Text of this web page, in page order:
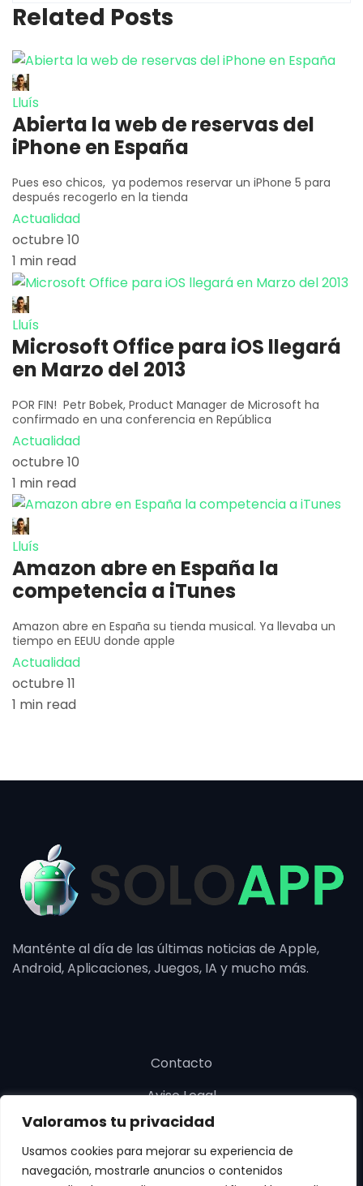
Valoramos tu privacidad
Usamos cookies para mejorar su experiencia de
navegación, mostrarle anuncios o contenidos
Related Posts
Lluís
Abierta la web de reservas del
iPhone en España
Pues eso chicos, ya podemos reservar un iPhone 5 para
después recogerlo en la tienda
Actualidad
octubre 10
1 min read
Lluís
Microsoft Office para iOS llegará
en Marzo del 2013
POR FIN! Petr Bobek, Product Manager de Microsoft ha
confirmado en una conferencia en República
Actualidad
octubre 10
1 min read
Lluís
Amazon abre en España la
competencia a iTunes
Amazon abre en España su tienda musical. Ya llevaba un
tiempo en EEUU donde apple
Actualidad
octubre 11
1 min read
Manténte al día de las últimas noticias de Apple,
Android, Aplicaciones, Juegos, IA y mucho más.
Contacto
Aviso Legal
Política de cookies
Política de privacidad